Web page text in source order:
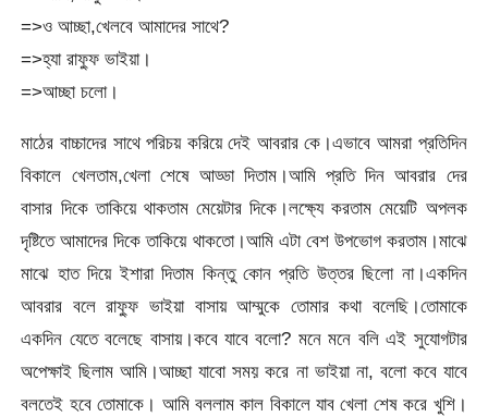
=>ও আচ্ছা,খেলবে আমাদের সাথে?
=>হ্যা রাফ্ফু ভাইয়া।
=>আচ্ছা চলো।
মাঠের বাচ্চাদের সাথে পরিচয় করিয়ে দেই আবরার কে।এভাবে আমরা প্রতিদিন
বিকালে খেলতাম,খেলা শেষে আড্ডা দিতাম।আমি প্রতি দিন আবরার দের
বাসার দিকে তাকিয়ে থাকতাম মেয়েটার দিকে।লক্ষ্যে করতাম মেয়েটি অপলক
দৃষ্টিতে আমাদের দিকে তাকিয়ে থাকতো।আমি এটা বেশ উপভোগ করতাম।মাঝে
মাঝে হাত দিয়ে ইশারা দিতাম কিন্তু কোন প্রতি উত্তর ছিলো না।একদিন
আবরার বলে রাফ্ফু ভাইয়া বাসায় আম্মুকে তোমার কথা বলেছি।তোমাকে
একদিন যেতে বলেছে বাসায়।কবে যাবে বলো? মনে মনে বলি এই সুযোগটার
অপেক্ষাই ছিলাম আমি।আচ্ছা যাবো সময় করে না ভাইয়া না, বলো কবে যাবে
বলতেই হবে তোমাকে। আমি বললাম কাল বিকালে যাব খেলা শেষ করে খুশি।